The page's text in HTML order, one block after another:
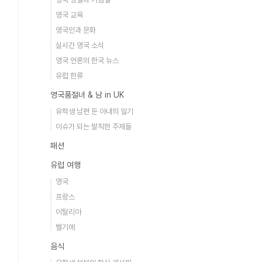
영국 교육
영국인과 문화
실시간 영국 소식
영국 언론의 한국 뉴스
유럽 한류
영국품절녀 & 남 in UK
유학생 남편 둔 아내의 일기
이슈가 되는 발칙한 주제들
패션
유럽 여행
영국
프랑스
이탈리아
벨기에
음식